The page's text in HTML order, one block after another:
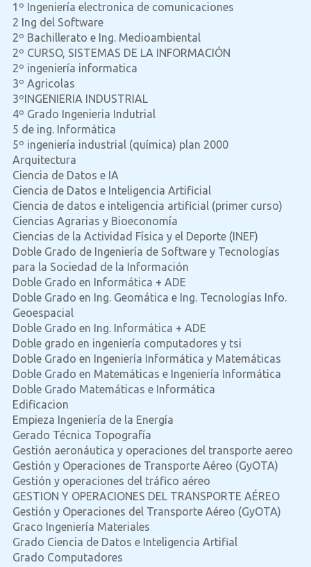
1º Ingeniería electronica de comunicaciones
2 Ing del Software
2º Bachillerato e Ing. Medioambiental
2º CURSO, SISTEMAS DE LA INFORMACIÓN
2º ingeniería informatica
3º Agricolas
3ºINGENIERIA INDUSTRIAL
4º Grado Ingenieria Indutrial
5 de ing. Informática
5º ingeniería industrial (química) plan 2000
Arquitectura
Ciencia de Datos e IA
Ciencia de Datos e Inteligencia Artificial
Ciencia de datos e inteligencia artificial (primer curso)
Ciencias Agrarias y Bioeconomía
Ciencias de la Actividad Física y el Deporte (INEF)
Doble Grado de Ingeniería de Software y Tecnologías
para la Sociedad de la Información
Doble Grado en Informática + ADE
Doble Grado en Ing. Geomática e Ing. Tecnologías Info.
Geoespacial
Doble Grado en Ing. Informática + ADE
Doble grado en ingeniería computadores y tsi
Doble Grado en Ingeniería Informática y Matemáticas
Doble Grado en Matemáticas e Ingeniería Informática
Doble Grado Matemáticas e Informática
Edificacion
Empieza Ingeniería de la Energía
Gerado Técnica Topografía
Gestión aeronáutica y operaciones del transporte aereo
Gestión y Operaciones de Transporte Aéreo (GyOTA)
Gestión y operaciones del tráfico aéreo
GESTION Y OPERACIONES DEL TRANSPORTE AÉREO
Gestión y Operaciones del Transporte Aéreo (GyOTA)
Graco Ingeniería Materiales
Grado Ciencia de Datos e Inteligencia Artifial
Grado Computadores